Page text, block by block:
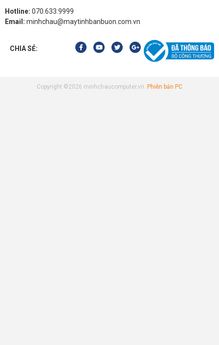
Hotline: 070.633.9999
Email: minhchau@maytinhbanbuon.com.vn
CHIA SẺ:
Copyright ©2026 minhchaucomputer.vn. Phiên bản PC